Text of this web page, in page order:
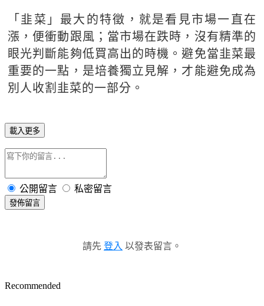
「韭菜」最大的特徵，就是看見市場一直在
漲，便衝動跟風；當市場在跌時，沒有精準的
眼光判斷能夠低買高出的時機。避免當韭菜最
重要的一點，是培養獨立見解，才能避免成為
別人收割韭菜的一部分。
載入更多
公開留言 私密留言
發佈留言
請先 登入 以發表留言。
Recommended